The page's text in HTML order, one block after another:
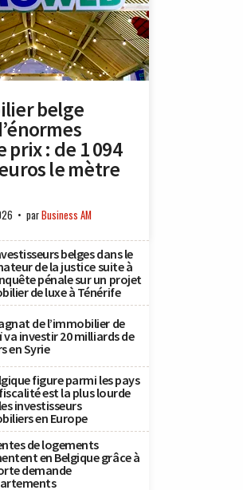
belge
prix : de 1 094
le mètre
parBusiness AM
belges dans le
de la justice suite à
pénale sur un projet
de luxe à Ténérife
de l’immobilier de
va investir 20 milliards de
en Syrie
figure parmi les pays
est la plus lourde
investisseurs
en Europe
de logements
en Belgique grâce à
demande